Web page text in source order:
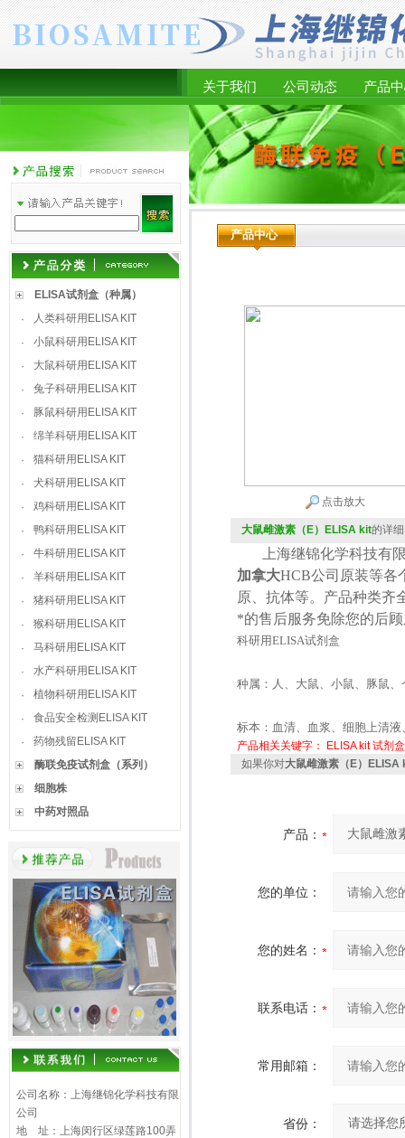
关于我们 公司动态 产品
ELISA试剂盒（种属）
·
人类科研用ELISA KIT
·
小鼠科研用ELISA KIT
·
大鼠科研用ELISA KIT
·
兔子科研用ELISA KIT
·
豚鼠科研用ELISA KIT
·
绵羊科研用ELISA KIT
·
猫科研用ELISA KIT
·
犬科研用ELISA KIT
·
鸡科研用ELISA KIT
·
鸭科研用ELISA KIT
·
牛科研用ELISA KIT
·
羊科研用ELISA KIT
·
猪科研用ELISA KIT
·
猴科研用ELISA KIT
·
马科研用ELISA KIT
·
水产科研用ELISA KIT
·
植物科研用ELISA KIT
·
食品安全检测ELISA KIT
·
药物残留ELISA KIT
酶联免疫试剂盒（系列）
细胞株
中药对照品
公司名称：上海继锦化学科技有限
公司
地 址：上海闵行区绿莲路100弄
产品中心
点击放大
大鼠雌激素（E）ELISA kit的详
上海继锦化学科技有限
加拿大HCB公司原装等各
原、抗体等。产品种类齐
*的售后服务免除您的后
科研用ELISA试剂盒
种属：人、大鼠、小鼠、豚鼠
标本：血清、血浆、细胞上清
产品相关关键字： ELISA kit 试剂盒
如果你对大鼠雌激素（E）ELISA
产品：
您的单位：
您的姓名：
联系电话：
常用邮箱：
省份：